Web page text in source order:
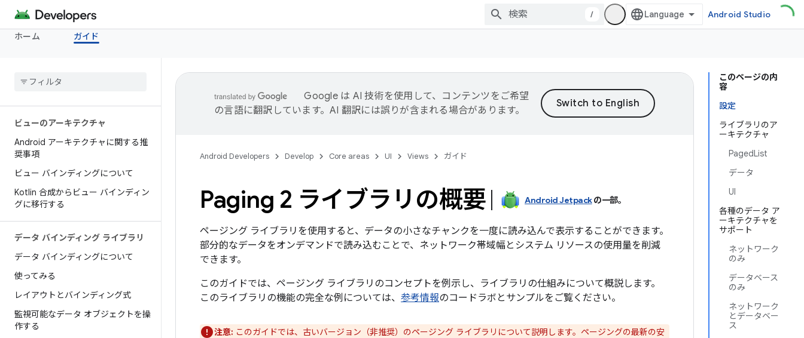
/ Android Studio
ホーム ガイド
ビューのアーキテクチャ
Android アーキテクチャに関する推
奨事項
ビュー バインディングについて
Kotlin 合成からビュー バインディン
グに移行する
データ バインディング ライブラリ
データ バインディングについて
使ってみる
レイアウトとバインディング式
監視可能なデータ オブジェクトを操
作する
このページの内
容
設定
ライブラリのア
ーキテクチャ
PagedList
データ
UI
各種のデータ ア
ーキテクチャを
サポート
ネットワーク
のみ
データベース
のみ
ネットワーク
とデータベー
ス
Google は AI 技術を使用して、コンテンツをご希望
の言語に翻訳しています。AI 翻訳には誤りが含まれる場合があります。
Android Developers Develop Core areas UI Views ガイド
Paging 2 ライブラリの概要 Android Jetpackの一部。
ページング ライブラリを使用すると、データの小さなチャンクを一度に読み込んで表示することができます。
部分的なデータをオンデマンドで読み込むことで、ネットワーク帯域幅とシステム リソースの使用量を削減
できます。
このガイドでは、ページング ライブラリのコンセプトを例示し、ライブラリの仕組みについて概説します。
このライブラリの機能の完全な例については、 参考情報のコードラボとサンプルをご覧ください。
注意: このガイドでは、古いバージョン（非推奨）のページング ライブラリについて説明します。ページングの最新の安